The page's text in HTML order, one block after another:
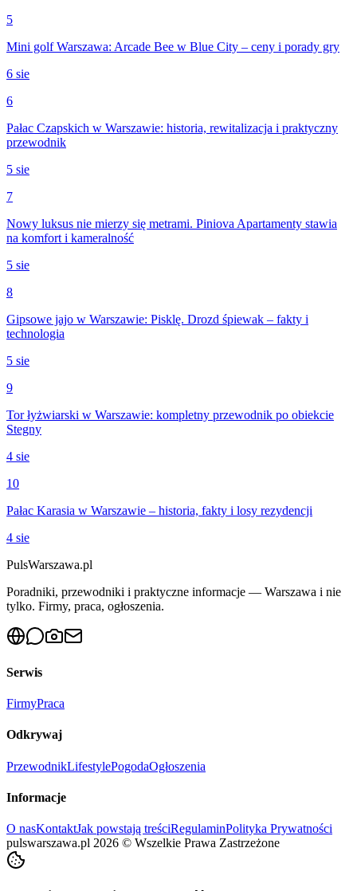
5
Mini golf Warszawa: Arcade Bee w Blue City – ceny i porady gry
6 sie
6
Pałac Czapskich w Warszawie: historia, rewitalizacja i praktyczny
przewodnik
5 sie
7
Nowy luksus nie mierzy się metrami. Piniova Apartamenty stawia
na komfort i kameralność
5 sie
8
Gipsowe jajo w Warszawie: Pisklę. Drozd śpiewak – fakty i
technologia
5 sie
9
Tor łyżwiarski w Warszawie: kompletny przewodnik po obiekcie
Stegny
4 sie
10
Pałac Karasia w Warszawie – historia, fakty i losy rezydencji
4 sie
PulsWarszawa.pl
Poradniki, przewodniki i praktyczne informacje — Warszawa i nie
tylko. Firmy, praca, ogłoszenia.
Serwis
FirmyPraca
Odkrywaj
PrzewodnikLifestylePogodaOgłoszenia
Informacje
O nasKontaktJak powstają treściRegulaminPolityka Prywatności
pulswarszawa.pl 2026 © Wszelkie Prawa Zastrzeżone